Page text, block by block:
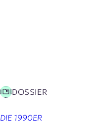
DOSSIER
DIE 1990ER